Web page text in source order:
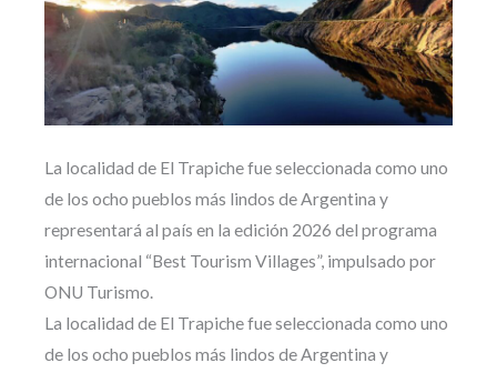
La localidad de El Trapiche fue seleccionada como uno
de los ocho pueblos más lindos de Argentina y
representará al país en la edición 2026 del programa
internacional “Best Tourism Villages”, impulsado por
ONU Turismo.
La localidad de El Trapiche fue seleccionada como uno
de los ocho pueblos más lindos de Argentina y